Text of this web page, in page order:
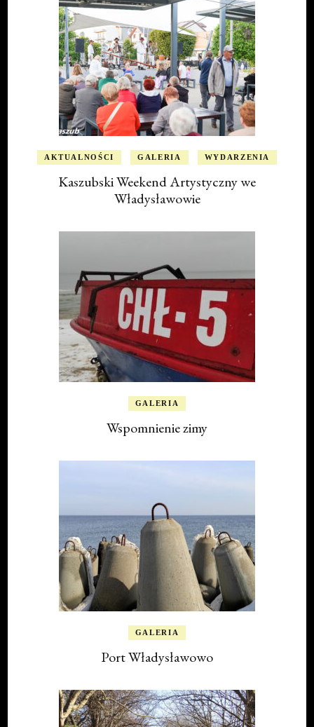
AKTUALNOŚCI GALERIA WYDARZENIA
Kaszubski Weekend Artystyczny we
Władysławowie
GALERIA
Wspomnienie zimy
GALERIA
Port Władysławowo